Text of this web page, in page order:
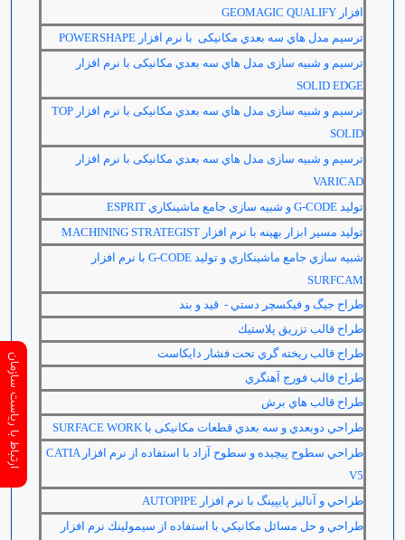
افزار GEOMAGIC QUALIFY
ترسيم مدل هاي سه بعدي مکانیکی با نرم افزار POWERSHAPE
ترسيم و شبیه سازی مدل هاي سه بعدي مکانیکی با نرم افزار
SOLID EDGE
ترسيم و شبیه سازی مدل هاي سه بعدي مکانیکی با نرم افزار TOP
SOLID
ترسيم و شبیه سازی مدل هاي سه بعدي مکانیکی با نرم افزار
VARICAD
توليد
و شبيه سازی جامع ماشينكاري ESPRIT
توليد مسير ابزار بهينه با نرم افزار MACHINING STRATEGIST
شبيه سازي جامع ماشينكاري و توليد
با نرم افزار
SURFCAM
طراح جيگ و فيكسچر دستي - قيد و بند
طراح قالب تزريق پلاستيك
طراح قالب ريخته گري تحت فشار دايكاست
طراح قالب فورج آهنگري
طراح قالب هاي برش
طراحي دوبعدي و سه بعدي قطعات مکانیکی با SURFACE WORK
طراحي سطوح پيچيده و سطوح آزاد با استفاده از نرم افزارCATIA
V5
طراحي و آناليز پايپينگ با نرم افزار AUTOPIPE
طراحي و حل مسائل مكانيكي با استفاده از سيمولينك نرم افزار
ارتباط با ریاست سازمان